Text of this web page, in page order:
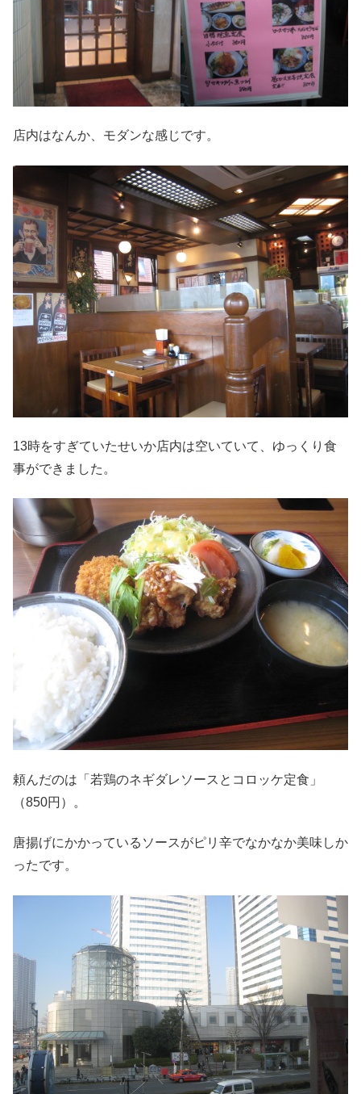
店内はなんか、モダンな感じです。
13時をすぎていたせいか店内は空いていて、ゆっくり食
事ができました。
頼んだのは「若鶏のネギダレソースとコロッケ定食」
（850円）。
唐揚げにかかっているソースがピリ辛でなかなか美味しか
ったです。